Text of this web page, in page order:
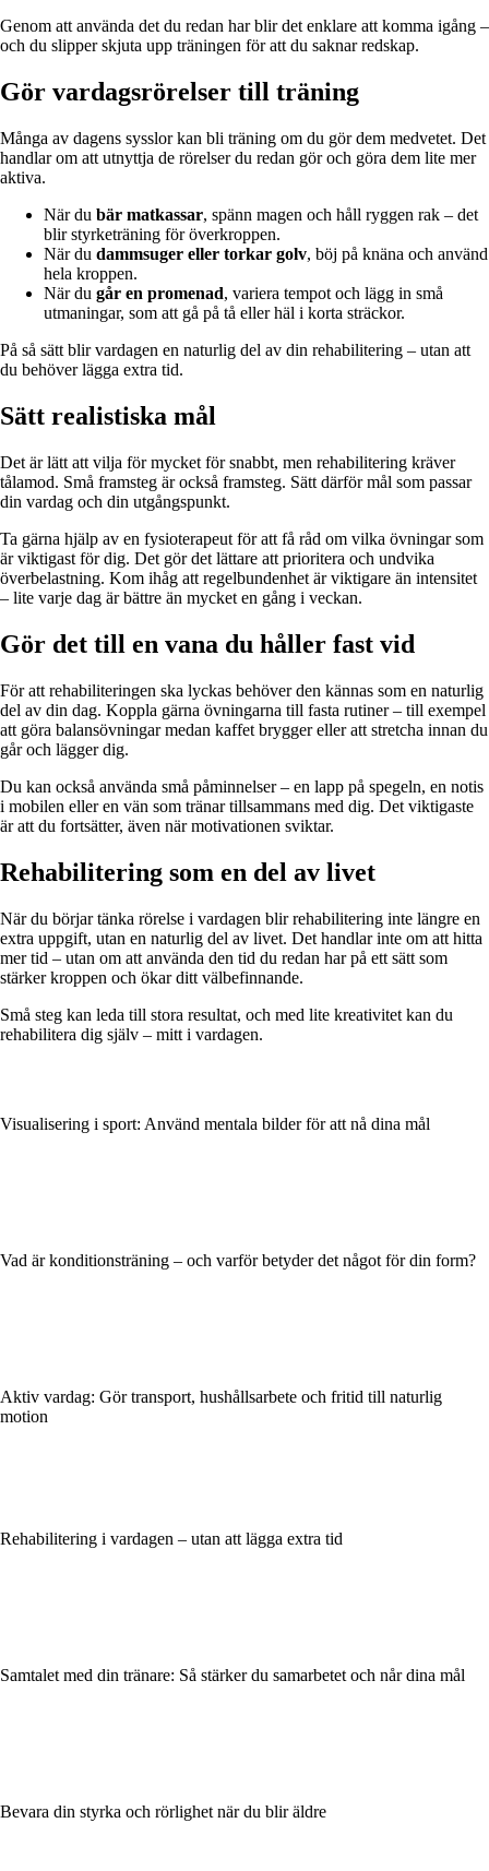
Genom att använda det du redan har blir det enklare att komma igång –
och du slipper skjuta upp träningen för att du saknar redskap.
Gör vardagsrörelser till träning
Många av dagens sysslor kan bli träning om du gör dem medvetet. Det
handlar om att utnyttja de rörelser du redan gör och göra dem lite mer
aktiva.
När du bär matkassar, spänn magen och håll ryggen rak – det
blir styrketräning för överkroppen.
När du dammsuger eller torkar golv, böj på knäna och använd
hela kroppen.
När du går en promenad, variera tempot och lägg in små
utmaningar, som att gå på tå eller häl i korta sträckor.
På så sätt blir vardagen en naturlig del av din rehabilitering – utan att
du behöver lägga extra tid.
Sätt realistiska mål
Det är lätt att vilja för mycket för snabbt, men rehabilitering kräver
tålamod. Små framsteg är också framsteg. Sätt därför mål som passar
din vardag och din utgångspunkt.
Ta gärna hjälp av en fysioterapeut för att få råd om vilka övningar som
är viktigast för dig. Det gör det lättare att prioritera och undvika
överbelastning. Kom ihåg att regelbundenhet är viktigare än intensitet
– lite varje dag är bättre än mycket en gång i veckan.
Gör det till en vana du håller fast vid
För att rehabiliteringen ska lyckas behöver den kännas som en naturlig
del av din dag. Koppla gärna övningarna till fasta rutiner – till exempel
att göra balansövningar medan kaffet brygger eller att stretcha innan du
går och lägger dig.
Du kan också använda små påminnelser – en lapp på spegeln, en notis
i mobilen eller en vän som tränar tillsammans med dig. Det viktigaste
är att du fortsätter, även när motivationen sviktar.
Rehabilitering som en del av livet
När du börjar tänka rörelse i vardagen blir rehabilitering inte längre en
extra uppgift, utan en naturlig del av livet. Det handlar inte om att hitta
mer tid – utan om att använda den tid du redan har på ett sätt som
stärker kroppen och ökar ditt välbefinnande.
Små steg kan leda till stora resultat, och med lite kreativitet kan du
rehabilitera dig själv – mitt i vardagen.
Visualisering i sport: Använd mentala bilder för att nå dina mål
Vad är konditionsträning – och varför betyder det något för din form?
Aktiv vardag: Gör transport, hushållsarbete och fritid till naturlig
motion
Rehabilitering i vardagen – utan att lägga extra tid
Samtalet med din tränare: Så stärker du samarbetet och når dina mål
Bevara din styrka och rörlighet när du blir äldre